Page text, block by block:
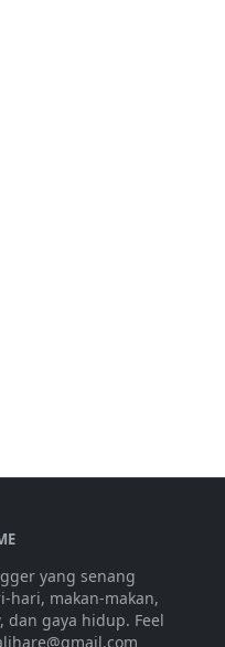
yang senang
hari, makan-makan,
dan gaya hidup. Feel